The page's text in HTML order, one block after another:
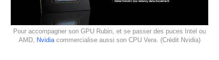
Pour accompagner son GPU Rubin, et se passer des puces Intel ou
AMD, Nvidiacommercialise aussi son CPU Vera. (Crédit Nvidia)